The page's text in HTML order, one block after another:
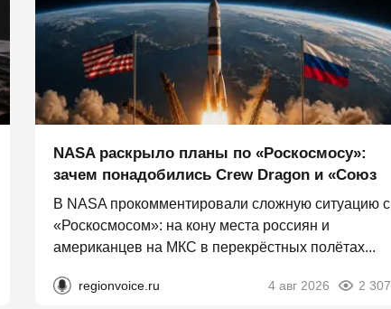
NASA раскрыло планы по «Роскосмосу»:
зачем понадобились Crew Dragon и «Союз
В NASA прокомментировали сложную ситуацию с
«Роскосмосом»: на кону места россиян и
американцев на МКС в перекрёстных полётах...
regionvoice.ru 4 авг 2026 2 307